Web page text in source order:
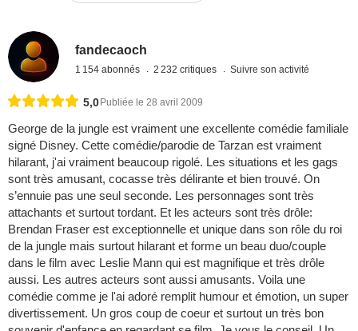
fandecaoch
1 154 abonnés 2 232 critiques Suivre son activité
5,0 Publiée le 28 avril 2009
George de la jungle est vraiment une excellente comédie familiale
signé Disney. Cette comédie/parodie de Tarzan est vraiment
hilarant, j'ai vraiment beaucoup rigolé. Les situations et les gags
sont très amusant, cocasse très délirante et bien trouvé. On
s’ennuie pas une seul seconde. Les personnages sont très
attachants et surtout tordant. Et les acteurs sont très drôle:
Brendan Fraser est exceptionnelle et unique dans son rôle du roi
de la jungle mais surtout hilarant et forme un beau duo/couple
dans le film avec Leslie Mann qui est magnifique et très drôle
aussi. Les autres acteurs sont aussi amusants. Voila une
comédie comme je l'ai adoré remplit humour et émotion, un super
divertissement. Un gros coup de coeur et surtout un très bon